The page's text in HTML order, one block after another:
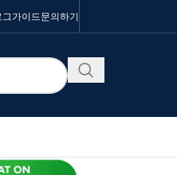
가이드 문의하기